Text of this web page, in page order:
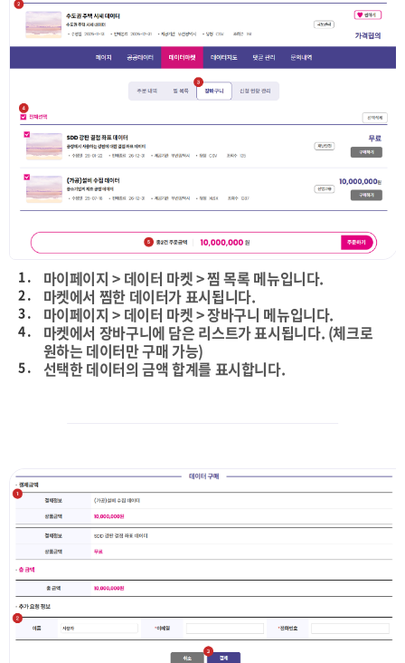
1 . 마이페이지 > 데이터 마켓 > 찜 목록 메뉴입니다.
2 . 마켓에서 찜한 데이터가 표시됩니다.
3 . 마이페이지 > 데이터 마켓 > 장바구니 메뉴입니다.
4 .
마켓에서 장바구니에 담은 리스트가 표시됩니다. (체크로
원하는 데이터만 구매 가능)
5 . 선택한 데이터의 금액 합계를 표시합니다.